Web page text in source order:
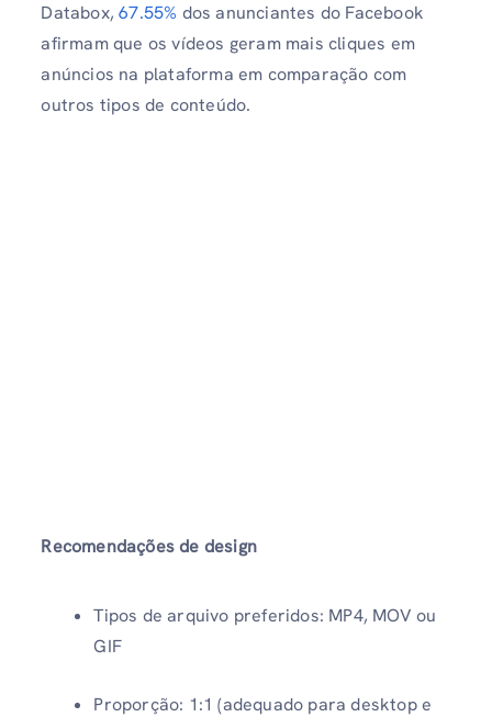
Databox,67.55% dos anunciantes do Facebook
afirmam que os vídeos geram mais cliques em
anúncios na plataforma em comparação com
outros tipos de conteúdo.
Recomendações de design
Tipos de arquivo preferidos: MP4, MOV ou
GIF
Proporção: 1:1 (adequado para desktop e